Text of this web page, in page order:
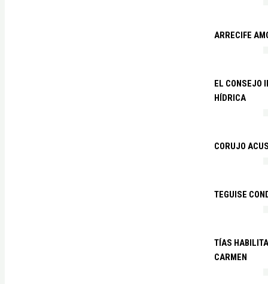
ARRECIFE
EL CONSEJO
HÍDRICA
CORUJO
TEGUISE
TÍAS
CARMEN